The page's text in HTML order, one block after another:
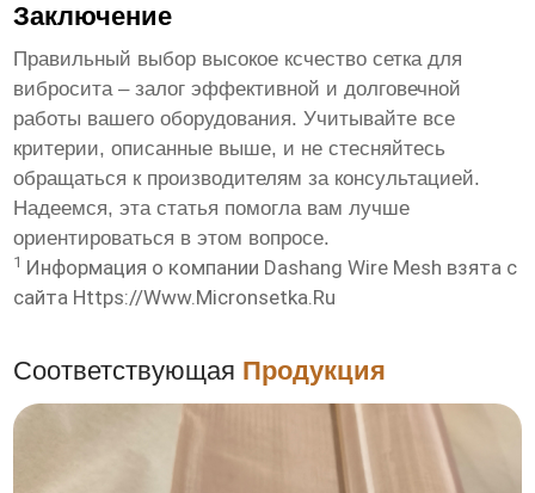
Заключение
Правильный выбор высокое ксчество сетка для
вибросита– залог эффективной и долговечной
работы вашего оборудования. Учитывайте все
критерии, описанные выше, и не стесняйтесь
обращаться к производителям за консультацией.
Надеемся, эта статья помогла вам лучше
ориентироваться в этом вопросе.
1 Информация о компании Dashang Wire Mesh взята с
сайта Https://www.micronsetka.ru
Соответствующая Продукция